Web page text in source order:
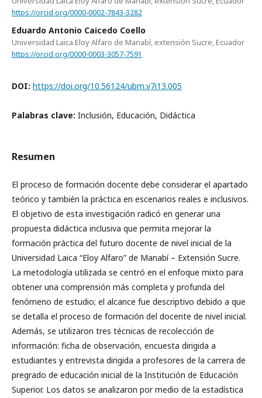
https://orcid.org/0000-0002-7843-3282
Eduardo Antonio Caicedo Coello
Universidad Laica Eloy Alfaro de Manabí, extensión Sucre, Ecuador
https://orcid.org/0000-0003-3057-7591
DOI: https://doi.org/10.56124/ubm.v7i13.005
Palabras clave: Inclusión, Educación, Didáctica
Resumen
El proceso de formación docente debe considerar el apartado
teórico y también la práctica en escenarios reales e inclusivos.
El objetivo de esta investigación radicó en generar una
propuesta didáctica inclusiva que permita mejorar la
formación práctica del futuro docente de nivel inicial de la
Universidad Laica “Eloy Alfaro” de Manabí – Extensión Sucre.
La metodología utilizada se centró en el enfoque mixto para
obtener una comprensión más completa y profunda del
fenómeno de estudio; el alcance fue descriptivo debido a que
se detalla el proceso de formación del docente de nivel inicial.
Además, se utilizaron tres técnicas de recolección de
información: ficha de observación, encuesta dirigida a
estudiantes y entrevista dirigida a profesores de la carrera de
pregrado de educación inicial de la Institución de Educación
Superior. Los datos se analizaron por medio de la estadística